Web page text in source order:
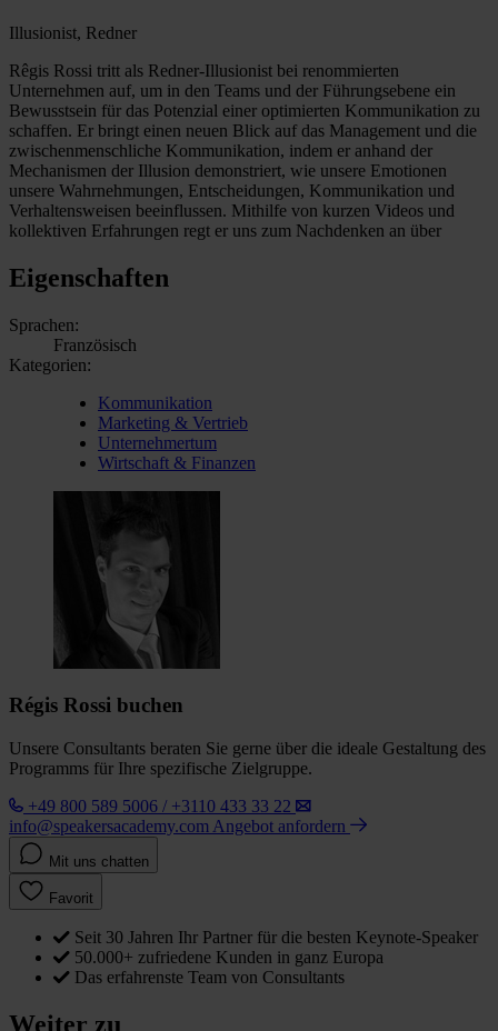
Illusionist, Redner
Rêgis Rossi tritt als Redner-Illusionist bei renommierten
Unternehmen auf, um in den Teams und der Führungsebene ein
Bewusstsein für das Potenzial einer optimierten Kommunikation zu
schaffen. Er bringt einen neuen Blick auf das Management und die
zwischenmenschliche Kommunikation, indem er anhand der
Mechanismen der Illusion demonstriert, wie unsere Emotionen
unsere Wahrnehmungen, Entscheidungen, Kommunikation und
Verhaltensweisen beeinflussen. Mithilfe von kurzen Videos und
kollektiven Erfahrungen regt er uns zum Nachdenken an über
Eigenschaften
Sprachen:
Französisch
Kategorien:
Kommunikation
Marketing & Vertrieb
Unternehmertum
Wirtschaft & Finanzen
Régis Rossi buchen
Unsere Consultants beraten Sie gerne über die ideale Gestaltung des
Programms für Ihre spezifische Zielgruppe.
+49 800 589 5006 / +3110 433 33 22
info@speakersacademy.com Angebot anfordern
Mit uns chatten
Favorit
Seit 30 Jahren Ihr Partner für die besten Keynote-Speaker
50.000+ zufriedene Kunden in ganz Europa
Das erfahrenste Team von Consultants
Weiter zu